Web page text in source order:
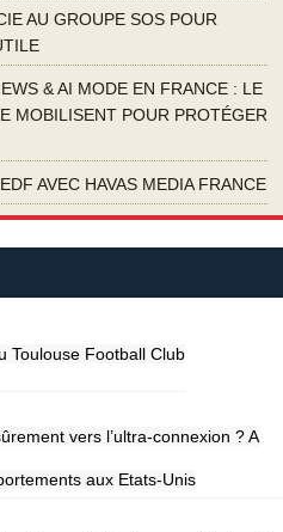
AU GROUPE SOS POUR
& AI MODE EN FRANCE : LE
MOBILISENT POUR PROTÉGER
AVEC HAVAS MEDIA FRANCE
Toulouse Football Club
vers l’ultra-connexion ? A
aux Etats-Unis